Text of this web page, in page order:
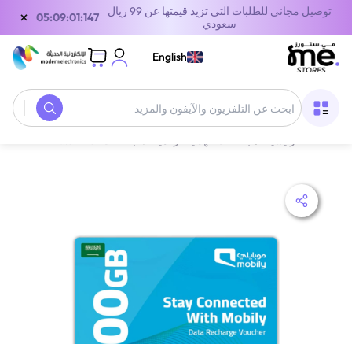
توصيل مجاني للطلبات التي تزيد قيمتها عن 99 ريال
سعودي
05:09:01:147
×
English